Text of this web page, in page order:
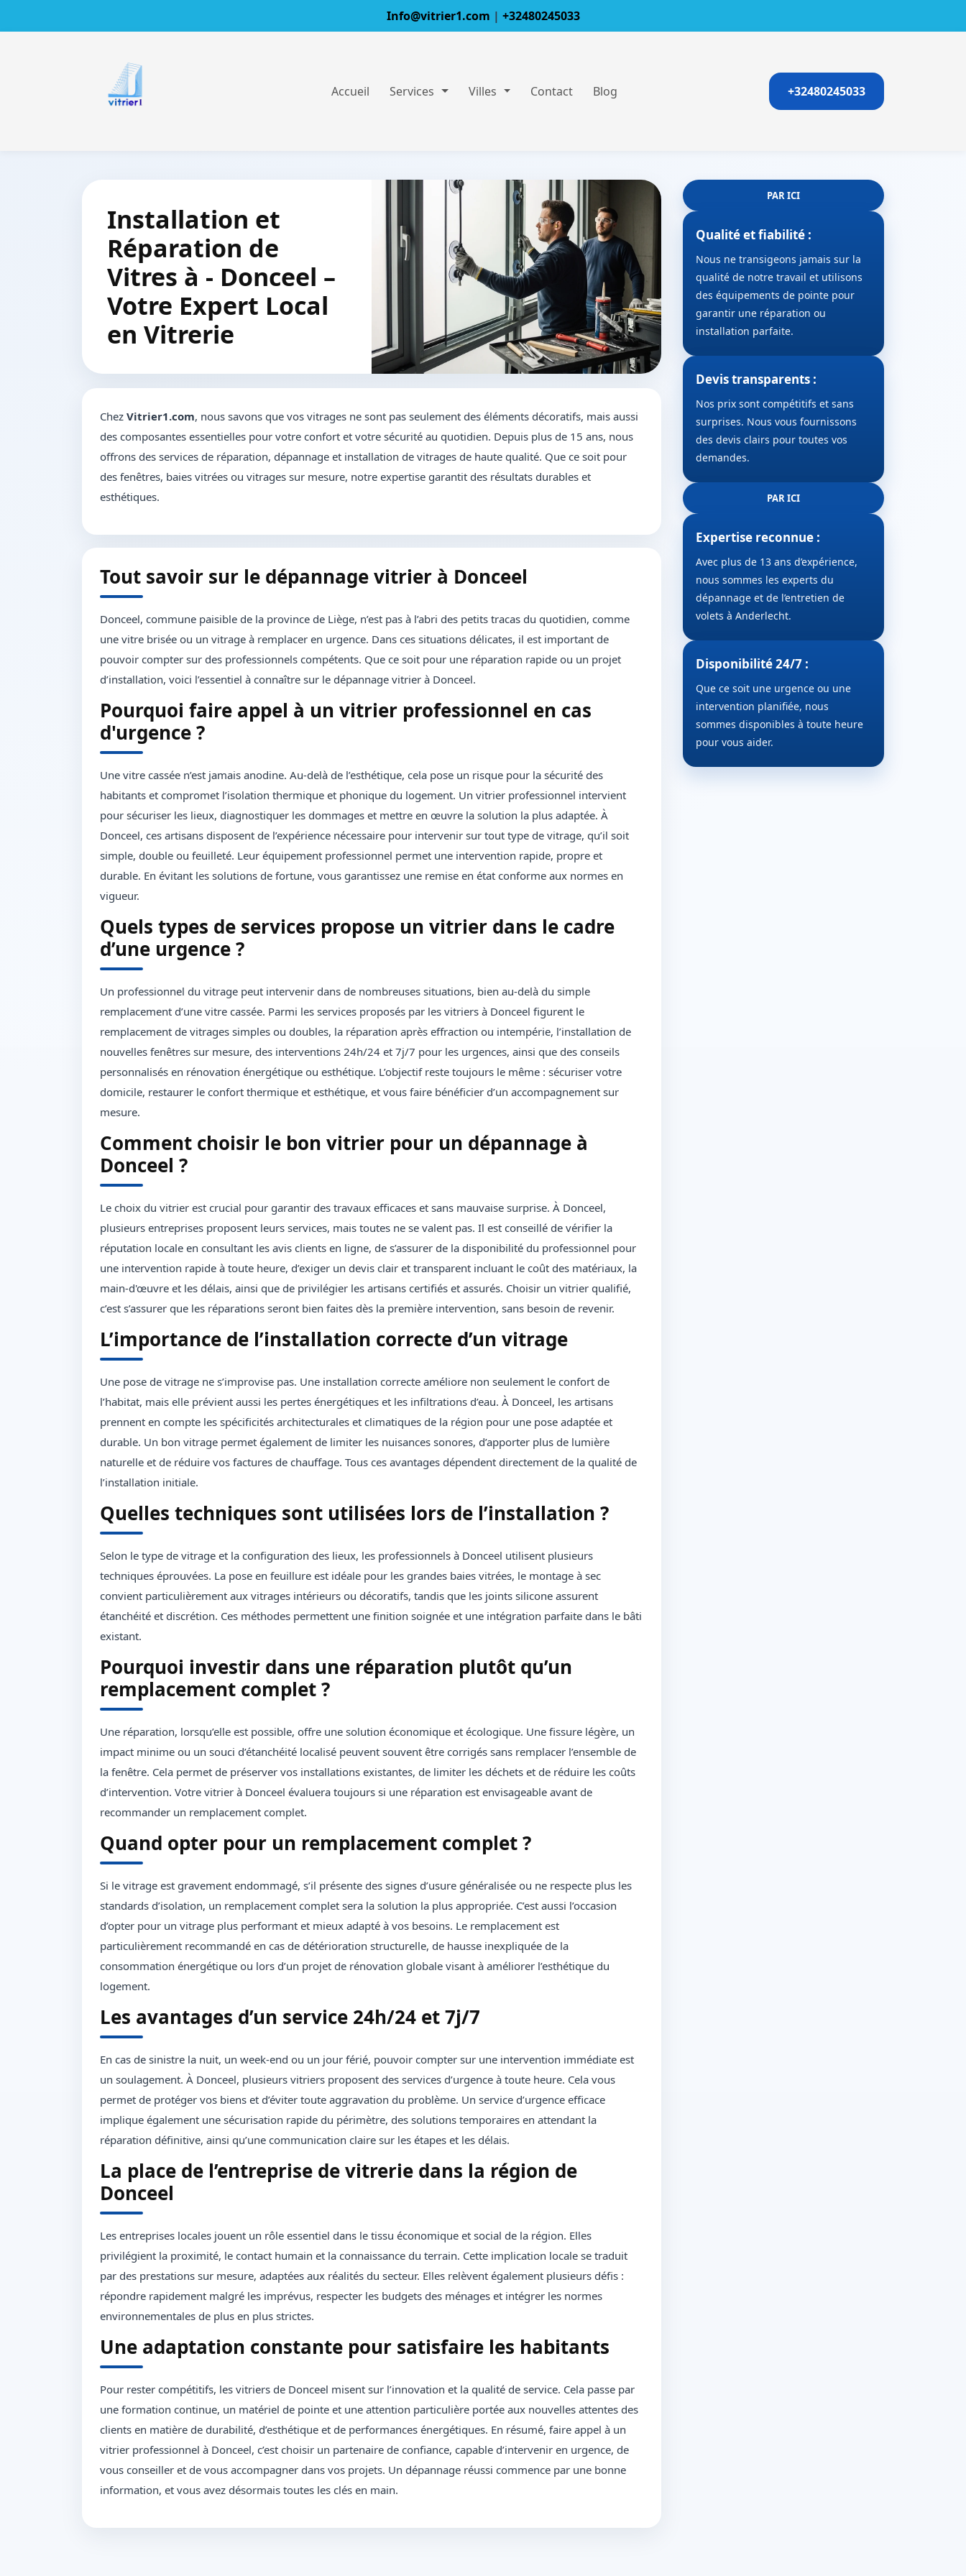
Info@vitrier1.com | +32480245033
Accueil Services Villes Contact Blog +32480245033
Installation et
Réparation de
Vitres à - Donceel –
Votre Expert Local
en Vitrerie
Chez Vitrier1.com, nous savons que vos vitrages ne sont pas seulement des éléments décoratifs, mais aussi
des composantes essentielles pour votre confort et votre sécurité au quotidien. Depuis plus de 15 ans, nous
offrons des services de réparation, dépannage et installation de vitrages de haute qualité. Que ce soit pour
des fenêtres, baies vitrées ou vitrages sur mesure, notre expertise garantit des résultats durables et
esthétiques.
Tout savoir sur le dépannage vitrier à Donceel
Donceel, commune paisible de la province de Liège, n’est pas à l’abri des petits tracas du quotidien, comme
une vitre brisée ou un vitrage à remplacer en urgence. Dans ces situations délicates, il est important de
pouvoir compter sur des professionnels compétents. Que ce soit pour une réparation rapide ou un projet
d’installation, voici l’essentiel à connaître sur le dépannage vitrier à Donceel.
Pourquoi faire appel à un vitrier professionnel en cas
d'urgence ?
Une vitre cassée n’est jamais anodine. Au-delà de l’esthétique, cela pose un risque pour la sécurité des
habitants et compromet l’isolation thermique et phonique du logement. Un vitrier professionnel intervient
pour sécuriser les lieux, diagnostiquer les dommages et mettre en œuvre la solution la plus adaptée. À
Donceel, ces artisans disposent de l’expérience nécessaire pour intervenir sur tout type de vitrage, qu’il soit
simple, double ou feuilleté. Leur équipement professionnel permet une intervention rapide, propre et
durable. En évitant les solutions de fortune, vous garantissez une remise en état conforme aux normes en
vigueur.
Quels types de services propose un vitrier dans le cadre
d’une urgence ?
Un professionnel du vitrage peut intervenir dans de nombreuses situations, bien au-delà du simple
remplacement d’une vitre cassée. Parmi les services proposés par les vitriers à Donceel figurent le
remplacement de vitrages simples ou doubles, la réparation après effraction ou intempérie, l’installation de
nouvelles fenêtres sur mesure, des interventions 24h/24 et 7j/7 pour les urgences, ainsi que des conseils
personnalisés en rénovation énergétique ou esthétique. L’objectif reste toujours le même : sécuriser votre
domicile, restaurer le confort thermique et esthétique, et vous faire bénéficier d’un accompagnement sur
mesure.
Comment choisir le bon vitrier pour un dépannage à
Donceel ?
Le choix du vitrier est crucial pour garantir des travaux efficaces et sans mauvaise surprise. À Donceel,
plusieurs entreprises proposent leurs services, mais toutes ne se valent pas. Il est conseillé de vérifier la
réputation locale en consultant les avis clients en ligne, de s’assurer de la disponibilité du professionnel pour
une intervention rapide à toute heure, d’exiger un devis clair et transparent incluant le coût des matériaux, la
main-d'œuvre et les délais, ainsi que de privilégier les artisans certifiés et assurés. Choisir un vitrier qualifié,
c’est s’assurer que les réparations seront bien faites dès la première intervention, sans besoin de revenir.
L’importance de l’installation correcte d’un vitrage
Une pose de vitrage ne s’improvise pas. Une installation correcte améliore non seulement le confort de
l’habitat, mais elle prévient aussi les pertes énergétiques et les infiltrations d’eau. À Donceel, les artisans
prennent en compte les spécificités architecturales et climatiques de la région pour une pose adaptée et
durable. Un bon vitrage permet également de limiter les nuisances sonores, d’apporter plus de lumière
naturelle et de réduire vos factures de chauffage. Tous ces avantages dépendent directement de la qualité de
l’installation initiale.
Quelles techniques sont utilisées lors de l’installation ?
Selon le type de vitrage et la configuration des lieux, les professionnels à Donceel utilisent plusieurs
techniques éprouvées. La pose en feuillure est idéale pour les grandes baies vitrées, le montage à sec
convient particulièrement aux vitrages intérieurs ou décoratifs, tandis que les joints silicone assurent
étanchéité et discrétion. Ces méthodes permettent une finition soignée et une intégration parfaite dans le bâti
existant.
Pourquoi investir dans une réparation plutôt qu’un
remplacement complet ?
Une réparation, lorsqu’elle est possible, offre une solution économique et écologique. Une fissure légère, un
impact minime ou un souci d’étanchéité localisé peuvent souvent être corrigés sans remplacer l’ensemble de
la fenêtre. Cela permet de préserver vos installations existantes, de limiter les déchets et de réduire les coûts
d’intervention. Votre vitrier à Donceel évaluera toujours si une réparation est envisageable avant de
recommander un remplacement complet.
Quand opter pour un remplacement complet ?
Si le vitrage est gravement endommagé, s’il présente des signes d’usure généralisée ou ne respecte plus les
standards d’isolation, un remplacement complet sera la solution la plus appropriée. C’est aussi l’occasion
d’opter pour un vitrage plus performant et mieux adapté à vos besoins. Le remplacement est
particulièrement recommandé en cas de détérioration structurelle, de hausse inexpliquée de la
consommation énergétique ou lors d’un projet de rénovation globale visant à améliorer l’esthétique du
logement.
Les avantages d’un service 24h/24 et 7j/7
En cas de sinistre la nuit, un week-end ou un jour férié, pouvoir compter sur une intervention immédiate est
un soulagement. À Donceel, plusieurs vitriers proposent des services d’urgence à toute heure. Cela vous
permet de protéger vos biens et d’éviter toute aggravation du problème. Un service d’urgence efficace
implique également une sécurisation rapide du périmètre, des solutions temporaires en attendant la
réparation définitive, ainsi qu’une communication claire sur les étapes et les délais.
La place de l’entreprise de vitrerie dans la région de
Donceel
Les entreprises locales jouent un rôle essentiel dans le tissu économique et social de la région. Elles
privilégient la proximité, le contact humain et la connaissance du terrain. Cette implication locale se traduit
par des prestations sur mesure, adaptées aux réalités du secteur. Elles relèvent également plusieurs défis :
répondre rapidement malgré les imprévus, respecter les budgets des ménages et intégrer les normes
environnementales de plus en plus strictes.
Une adaptation constante pour satisfaire les habitants
Pour rester compétitifs, les vitriers de Donceel misent sur l’innovation et la qualité de service. Cela passe par
une formation continue, un matériel de pointe et une attention particulière portée aux nouvelles attentes des
clients en matière de durabilité, d’esthétique et de performances énergétiques. En résumé, faire appel à un
vitrier professionnel à Donceel, c’est choisir un partenaire de confiance, capable d’intervenir en urgence, de
vous conseiller et de vous accompagner dans vos projets. Un dépannage réussi commence par une bonne
information, et vous avez désormais toutes les clés en main.
PAR ICI
Qualité et fiabilité :
Nous ne transigeons jamais sur la
qualité de notre travail et utilisons
des équipements de pointe pour
garantir une réparation ou
installation parfaite.
Devis transparents :
Nos prix sont compétitifs et sans
surprises. Nous vous fournissons
des devis clairs pour toutes vos
demandes.
PAR ICI
Expertise reconnue :
Avec plus de 13 ans d’expérience,
nous sommes les experts du
dépannage et de l’entretien de
volets à Anderlecht.
Disponibilité 24/7 :
Que ce soit une urgence ou une
intervention planifiée, nous
sommes disponibles à toute heure
pour vous aider.